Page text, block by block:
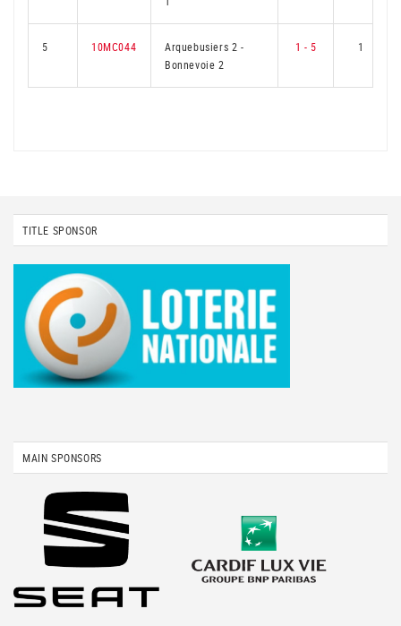
5 10MC044 Arquebusiers 2 -
Bonnevoie 2
1 - 5 1
TITLE SPONSOR
MAIN SPONSORS